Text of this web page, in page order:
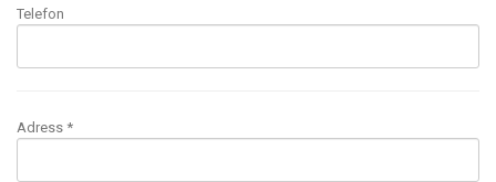
Telefon
Adress *